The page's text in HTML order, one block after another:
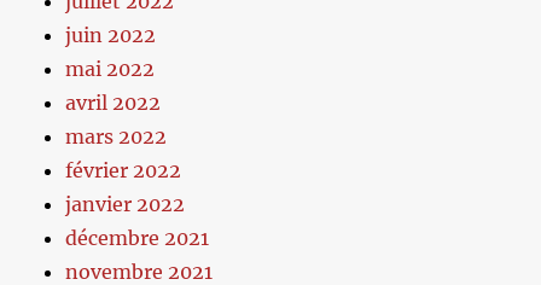
juin 2022
mai 2022
avril 2022
mars 2022
février 2022
janvier 2022
décembre 2021
novembre 2021